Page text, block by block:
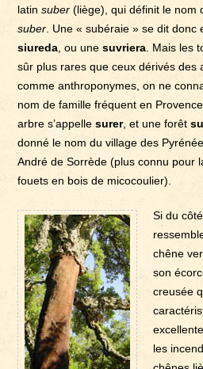
latinsuber (liège), qui définit le nom
suber. Une « subéraie » se dit donc
siureda, ou unesuvriera. Mais les
sûr plus rares que ceux dérivés des
comme anthroponymes, on ne
nom de famille fréquent en
arbre s’appellesurer, et une forêt
donné le nom du village des
André de Sorrède (plus connu pour
fouets en bois de micocoulier).
Si du
chêne
son
creusée
les